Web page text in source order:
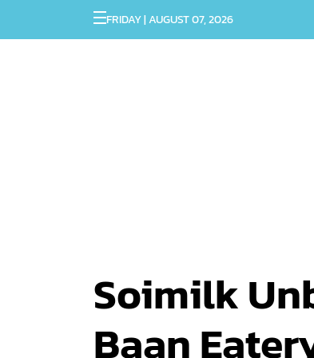
FRIDAY | AUGUST 07, 2026
Soimilk
Baan